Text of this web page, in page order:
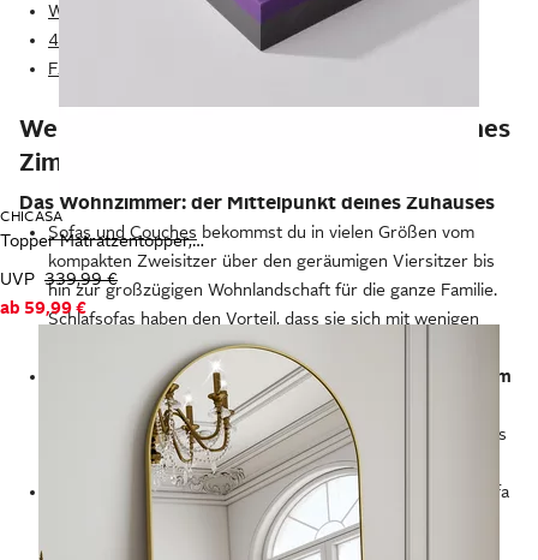
CHICASA
Topper Matratzentopper, Gel-Topper, 7-Zonen-Kaltschaum Topper – H2 & H3
UVP 339,99 €
ab 59,99 €
Welcher Einrichtungsstil passt zu mir?
4 Tipps: Wie stelle ich meine Möbel am besten auf?
FAQ zur Entsorgung, Pflege und Reparatur von Möbeln
Welche Innenausstattung passt in welches
Zimmer?
Das Wohnzimmer: der Mittelpunkt deines Zuhauses
Sofas und Couches bekommst du in vielen Größen vom
kompakten Zweisitzer über den geräumigen Viersitzer bis
hin zur großzügigen Wohnlandschaft für die ganze Familie.
Schlafsofas haben den Vorteil, dass sie sich mit wenigen
in ein Gästebett verwandeln
Sesselnund Stühlenergänzt du die Couch um
weitere Sitzgelegenheiten.Die Auswahl reicht vom
gemütlichen Ohrensessel über moderne Designerstühle bis
zum praktischen Hocker.
bilden den Mittelpunkt der Sitzgruppe aus Sofa
bieten dir eine Ablagefläche
Zeitschriften oder Knabbereien.